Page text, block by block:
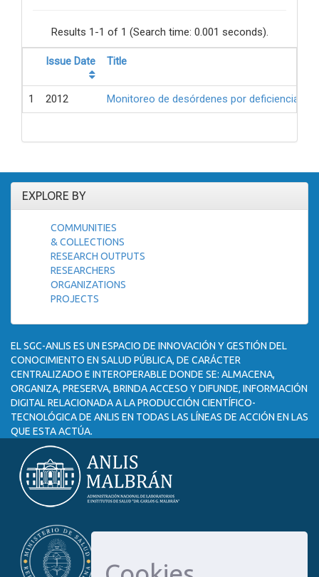
Results 1-1 of 1 (Search time: 0.001 seconds).
Issue Date Title
1 2012 Monitoreo de desórdenes por deficiencia
EXPLORE BY
COMMUNITIES
& COLLECTIONS
RESEARCH OUTPUTS
RESEARCHERS
ORGANIZATIONS
PROJECTS
EL SGC-ANLIS ES UN ESPACIO DE INNOVACIÓN Y GESTIÓN DEL
CONOCIMIENTO EN SALUD PÚBLICA, DE CARÁCTER
CENTRALIZADO E INTEROPERABLE DONDE SE: ALMACENA,
ORGANIZA, PRESERVA, BRINDA ACCESO Y DIFUNDE, INFORMACIÓN
DIGITAL RELACIONADA A LA PRODUCCIÓN CIENTÍFICO-
TECNOLÓGICA DE ANLIS EN TODAS LAS LÍNEAS DE ACCIÓN EN LAS
QUE ESTA ACTÚA.